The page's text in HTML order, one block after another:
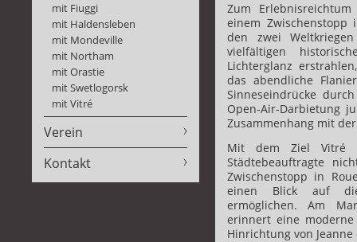
mit Fiuggi
mit Haldensleben
mit Mondeville
mit Northam
mit Orastie
mit Swetlogorsk
mit Vitré
Verein
Kontakt
Zum
einem
den zwei
vielfältigen
Lichterglanz
das abendliche
Sinneseindrücke
Open-Air-Darbietung
Zusammenhang mit
Mit dem Ziel Vitré
Städtebeauftragte
Zwischenstopp in
einen Blick auf
ermöglichen. Am
erinnert eine
Hinrichtung von Jeanne